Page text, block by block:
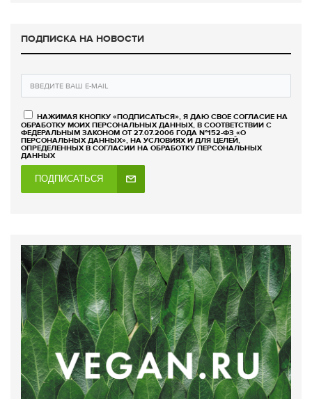
ПОДПИСКА НА НОВОСТИ
НАЖИМАЯ КНОПКУ «ПОДПИСАТЬСЯ», Я ДАЮ СВОЕ СОГЛАСИЕ НА
ОБРАБОТКУ МОИХ ПЕРСОНАЛЬНЫХ ДАННЫХ, В СООТВЕТСТВИИ С
ФЕДЕРАЛЬНЫМ ЗАКОНОМ ОТ 27.07.2006 ГОДА №152-ФЗ «О
ПЕРСОНАЛЬНЫХ ДАННЫХ», НА УСЛОВИЯХ И ДЛЯ ЦЕЛЕЙ,
ОПРЕДЕЛЕННЫХ В СОГЛАСИИ НА ОБРАБОТКУ ПЕРСОНАЛЬНЫХ
ДАННЫХ
ПОДПИСАТЬСЯ